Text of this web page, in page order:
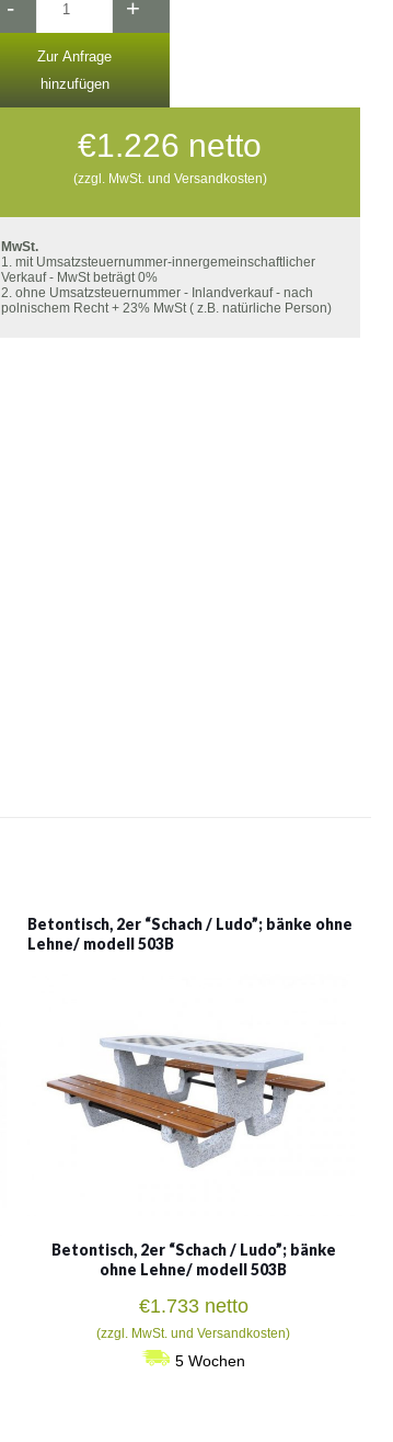
- +
Zur Anfrage
hinzufügen
€1.226 netto
(zzgl. MwSt. und Versandkosten)
MwSt.
1. mit Umsatzsteuernummer-innergemeinschaftlicher
Verkauf - MwSt beträgt 0%
2. ohne Umsatzsteuernummer - Inlandverkauf - nach
polnischem Recht + 23% MwSt ( z.B. natürliche Person)
Betontisch, 2er “Schach / Ludo”; bänke ohne
Lehne/ modell 503B
Betontisch, 2er “Schach / Ludo”; bänke
ohne Lehne/ modell 503B
€1.733 netto
(zzgl. MwSt. und Versandkosten)
5 Wochen